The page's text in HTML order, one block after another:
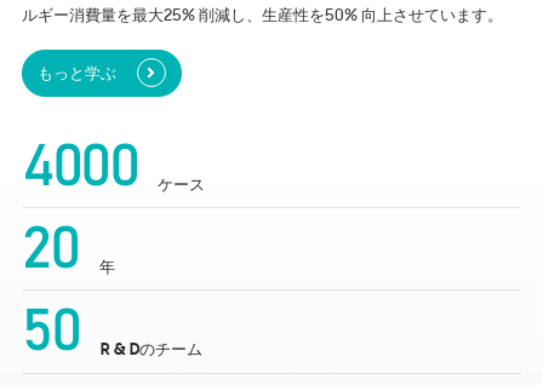
ルギー消費量を最大25% 削減し、生産性を50% 向上させています。
もっと学ぶ
4000 ケース
20 年
50 R & Dのチーム